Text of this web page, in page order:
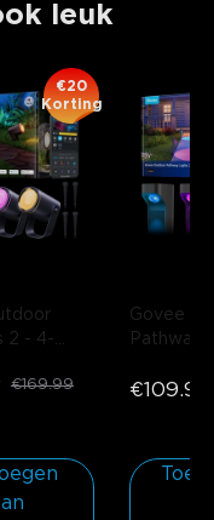
leuk
2 - 4-
€20
Korting
€169.99
Govee
Pathway
€109.99